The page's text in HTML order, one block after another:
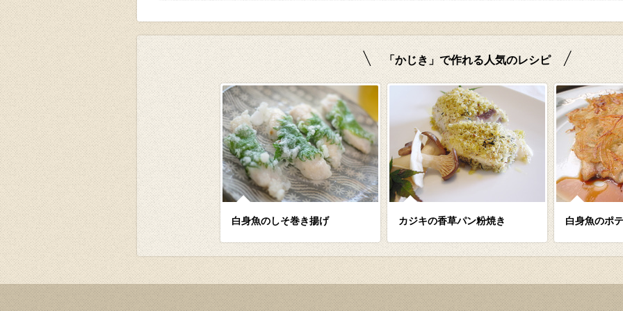
「かじき」で作れる人気のレシピ
白身魚のしそ巻き揚げ カジキの香草パン粉焼き 白身魚のポ